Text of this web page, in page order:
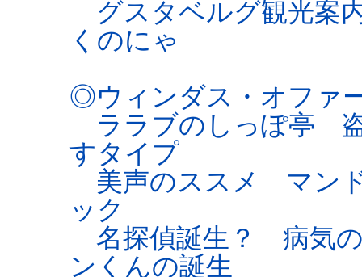
グスタベルグ観光案
くのにゃ
◎ウィンダス・オファ
ララブのしっぽ亭
すタイプ
美声のススメ マン
ック
名探偵誕生？ 病気
ンくんの誕生